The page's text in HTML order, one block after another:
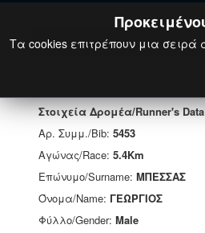
Στοιχεία Δρομέα/Runner's Data
Αρ. Συμμ./Bib: 5453
Αγώνας/Race: 5.4Km
Επώνυμο/Surname: ΜΠΕΣΣΑΣ
Όνομα/Name: ΓΕΩΡΓΙΟΣ
Φύλλο/Gender: Male
Τα cookies επιτρέπουν μια σειρά